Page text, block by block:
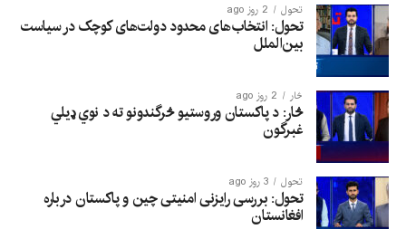
تحول 2 روز ago
تحول: انتخاب‌های محدود دولت‌های کوچک در سیاست
بین‌الملل
څار 2 روز ago
څار: د پاکستان وروستیو څرگندونو ته د نوي ډیلي
غبرگون
تحول 3 روز ago
تحول: بررسی رایزنی امنیتی چین و پاکستان درباره
افغانستان